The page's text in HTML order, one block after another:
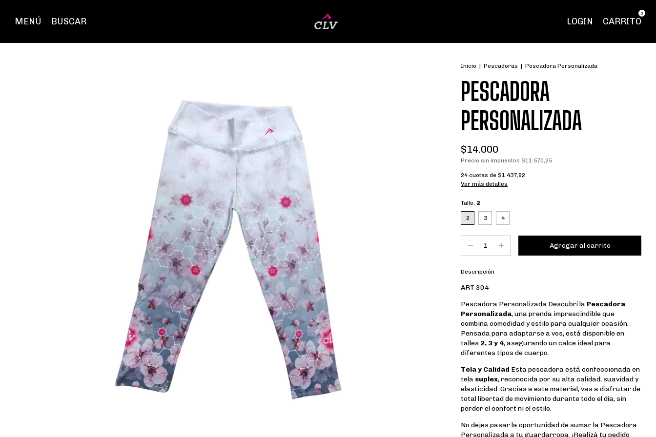
MENÚ BUSCAR LOGIN CARRITO
0
Inicio | Pescadoras | Pescadora Personalizada
PESCADORA
PERSONALIZADA
$14.000
Precio sin impuestos $11.570,25
24 cuotas de $1.437,92
Ver más detalles
Talle: 2
2 3 4
Descripción
ART 304 -
Pescadora Personalizada Descubrí la Pescadora
Personalizada, una prenda imprescindible que
combina comodidad y estilo para cualquier ocasión.
Pensada para adaptarse a vos, está disponible en
talles 2, 3 y 4, asegurando un calce ideal para
diferentes tipos de cuerpo.
Tela y Calidad Esta pescadora está confeccionada en
tela suplex, reconocida por su alta calidad, suavidad y
elasticidad. Gracias a este material, vas a disfrutar de
total libertad de movimiento durante todo el día, sin
perder el confort ni el estilo.
No dejes pasar la oportunidad de sumar la Pescadora
Personalizada a tu guardarropa. ¡Realizá tu pedido